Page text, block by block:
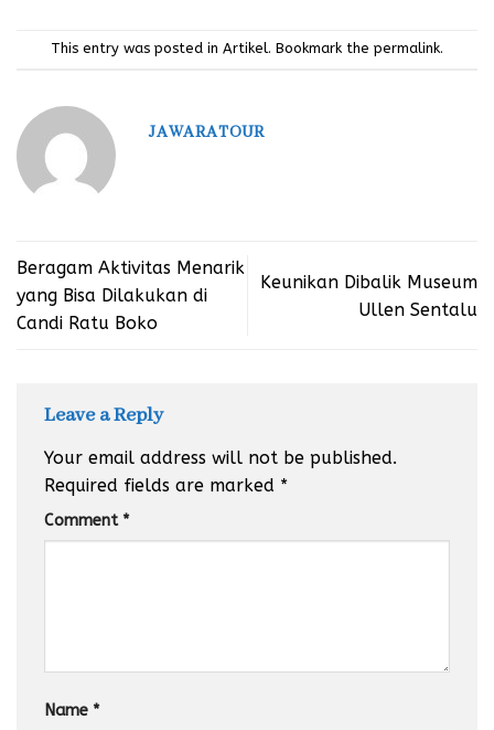
This entry was posted in Artikel. Bookmark the permalink.
JAWARATOUR
Beragam Aktivitas Menarik
yang Bisa Dilakukan di
Candi Ratu Boko
Keunikan Dibalik Museum
Ullen Sentalu
Leave a Reply
Your email address will not be published.
Required fields are marked *
Comment *
Name *